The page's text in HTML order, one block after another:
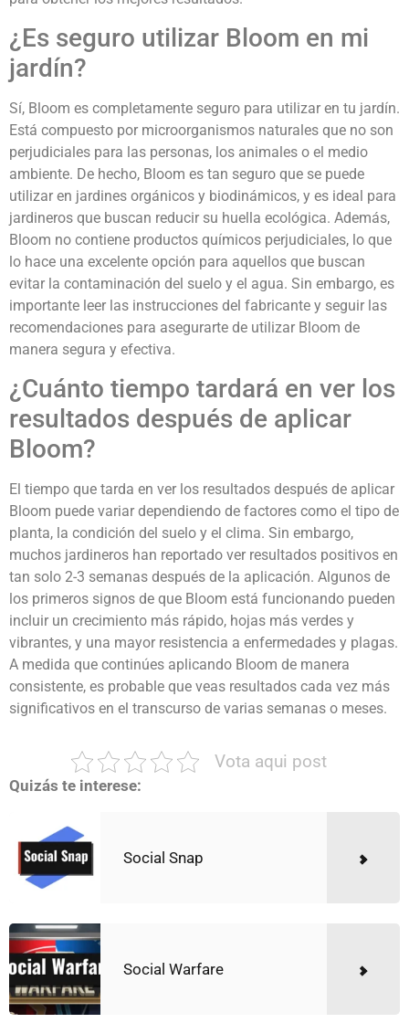
¿Es seguro utilizar Bloom en mi
jardín?
Sí, Bloom es completamente seguro para utilizar en tu jardín.
Está compuesto por microorganismos naturales que no son
perjudiciales para las personas, los animales o el medio
ambiente. De hecho, Bloom es tan seguro que se puede
utilizar en jardines orgánicos y biodinámicos, y es ideal para
jardineros que buscan reducir su huella ecológica. Además,
Bloom no contiene productos químicos perjudiciales, lo que
lo hace una excelente opción para aquellos que buscan
evitar la contaminación del suelo y el agua. Sin embargo, es
importante leer las instrucciones del fabricante y seguir las
recomendaciones para asegurarte de utilizar Bloom de
manera segura y efectiva.
¿Cuánto tiempo tardará en ver los
resultados después de aplicar
Bloom?
El tiempo que tarda en ver los resultados después de aplicar
Bloom puede variar dependiendo de factores como el tipo de
planta, la condición del suelo y el clima. Sin embargo,
muchos jardineros han reportado ver resultados positivos en
tan solo 2-3 semanas después de la aplicación. Algunos de
los primeros signos de que Bloom está funcionando pueden
incluir un crecimiento más rápido, hojas más verdes y
vibrantes, y una mayor resistencia a enfermedades y plagas.
A medida que continúes aplicando Bloom de manera
consistente, es probable que veas resultados cada vez más
significativos en el transcurso de varias semanas o meses.
Vota aqui post
Quizás te interese:
Social Snap
Social Warfare